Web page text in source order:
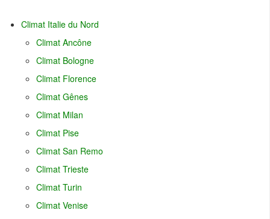
Climat Italie du Nord
Climat Ancône
Climat Bologne
Climat Florence
Climat Gênes
Climat Milan
Climat Pise
Climat San Remo
Climat Trieste
Climat Turin
Climat Venise